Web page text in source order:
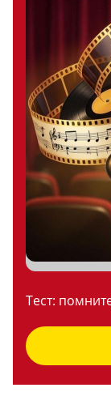
Тест: